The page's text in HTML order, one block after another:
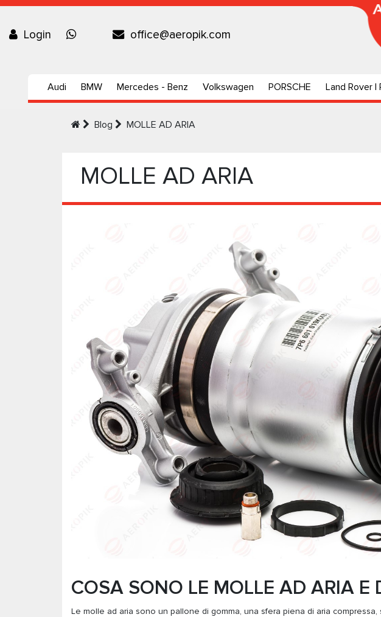
Login office@aeropik.com
Audi BMW Mercedes - Benz Volkswagen PORSCHE Land Rover |
Blog MOLLE AD ARIA
MOLLE AD ARIA
COSA SONO LE MOLLE AD ARIA E
Le molle ad aria sono un pallone di gomma, una sfera piena di aria